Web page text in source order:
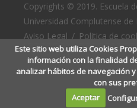
Copyrights © 2019. Escuela
Universidad Complutense de
Aviso Legal / Politica de
Politica de privacidad
Este sitio web utiliza Cookies
información con la finalidad
analizar hábitos de navegación
con sus
Aceptar